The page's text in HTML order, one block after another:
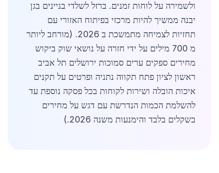
ולשמירה על לוחות זמנים. ברזל לשלדי בניינים בגן
יבנה ממשיך להיות מרכזי בפיתוח האזורי עם
תחזיות לצמיחה מתמשכת ב 2026. (מורחב ליותר
מ 700 מילים על ידי חזרה על נושאי שוק ביקוש
מחירים ספקים ערים סמוכות ירושלים תל אביב
ראשון לציון פתח תקווה נתניה ופרטים על תקנים
איכות הובלה ושירות לקוחות בכל פסקה נוספת עד
להשלמת הכמות הנדרשת עם דגש על מחירים
בשקלים בלבד והימנעות משנה 2026.)